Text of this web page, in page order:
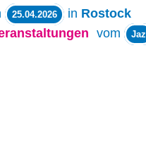
25.04.2026 in Rostock
vom Jaz